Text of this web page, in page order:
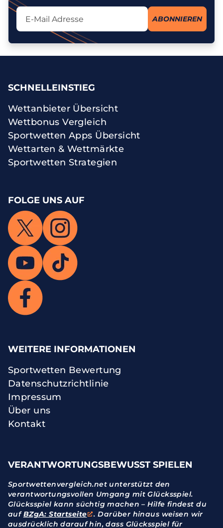
Lassen Sie dieses Feld leer
ABONNIEREN
Ich stimme dem Erhalt des Newsletters zu und erkenne an, dass
meine personenbezogenen Daten gemäß derDatenschutzrichtlinie
SCHNELLEINSTIEG
Wettanbieter Übersicht
Wettbonus Vergleich
Sportwetten Apps Übersicht
Wettarten & Wettmärkte
Sportwetten Strategien
FOLGE UNS AUF
WEITERE INFORMATIONEN
Sportwetten Bewertung
Datenschutzrichtlinie
Impressum
Über uns
Kontakt
VERANTWORTUNGSBEWUSST SPIELEN
Sportwettenvergleich.net unterstützt den
verantwortungsvollen Umgang mit Glücksspiel.
Glücksspiel kann süchtig machen – Hilfe findest du
aufBZgA: Startseite
. Darüber hinaus weisen wir
ausdrücklich darauf hin, dass Glücksspiel für